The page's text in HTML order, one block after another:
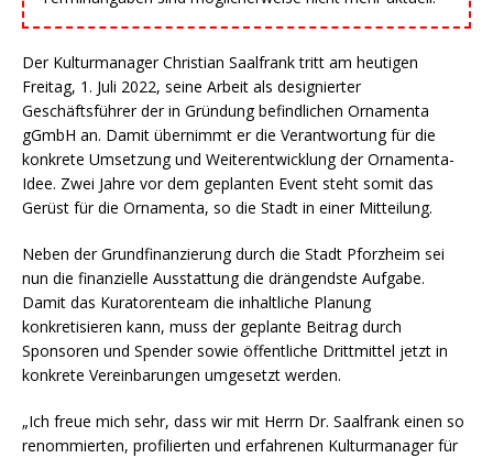
Der Kulturmanager Christian Saalfrank tritt am heutigen
Freitag, 1. Juli 2022, seine Arbeit als designierter
Geschäftsführer der in Gründung befindlichen Ornamenta
gGmbH an. Damit übernimmt er die Verantwortung für die
konkrete Umsetzung und Weiterentwicklung der Ornamenta-
Idee. Zwei Jahre vor dem geplanten Event steht somit das
Gerüst für die Ornamenta, so die Stadt in einer Mitteilung.
Neben der Grundfinanzierung durch die Stadt Pforzheim sei
nun die finanzielle Ausstattung die drängendste Aufgabe.
Damit das Kuratorenteam die inhaltliche Planung
konkretisieren kann, muss der geplante Beitrag durch
Sponsoren und Spender sowie öffentliche Drittmittel jetzt in
konkrete Vereinbarungen umgesetzt werden.
„Ich freue mich sehr, dass wir mit Herrn Dr. Saalfrank einen so
renommierten, profilierten und erfahrenen Kulturmanager für